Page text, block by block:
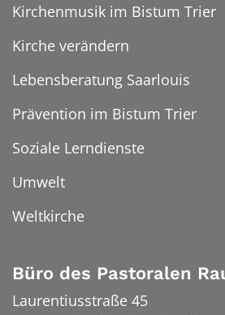
Kirchenmusik im Bistum Trier
Kirche verändern
Lebensberatung Saarlouis
Prävention im Bistum Trier
Soziale Lerndienste
Umwelt
Weltkirche
Büro des Pastoralen
Laurentiusstraße 45